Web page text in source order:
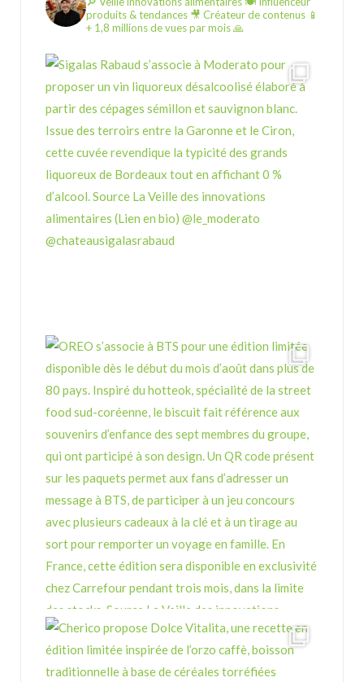
produits & tendances 🎥 Créateur de contenus 📱
+ 1,8 millions de vues par mois 🙏